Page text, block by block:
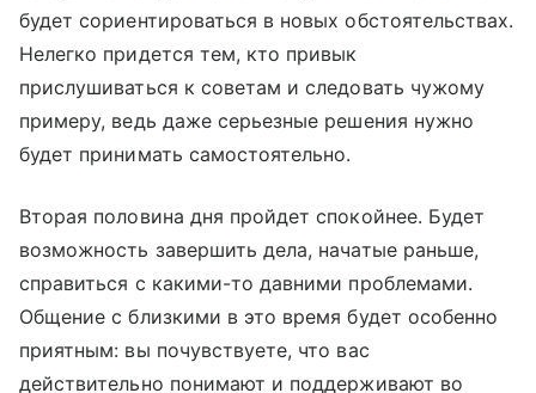
будет сориентироваться в новых обстоятельствах.
Нелегко придется тем, кто привык
прислушиваться к советам и следовать чужому
примеру, ведь даже серьезные решения нужно
будет принимать самостоятельно.
Вторая половина дня пройдет спокойнее. Будет
возможность завершить дела, начатые раньше,
справиться с какими-то давними проблемами.
Общение с близкими в это время будет особенно
приятным: вы почувствуете, что вас
действительно понимают и поддерживают во